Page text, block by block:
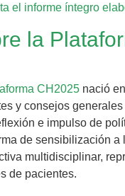
el informe íntegro
la
CH2025 nació
y consejos
e impulso de
de sensibilización
multidisciplinar,
de pacientes.